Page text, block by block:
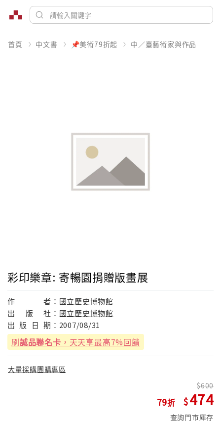
首頁 中文書 📌美術79折起 中／臺藝術家與作品
彩印樂章: 寄暢園捐贈版畫展
作 者： 國立歷史博物館
出
版 社： 國立歷史博物館
出 版 日 期： 2007/08/31
刷誠品聯名卡 ，天天享最高7%回饋
大量採購團購專區
79
600
474
查詢門市庫存